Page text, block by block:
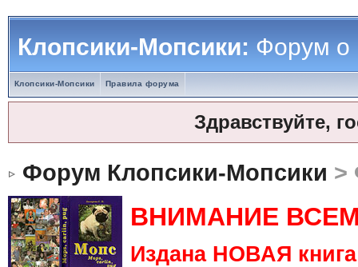
Клопсики-Мопсики:Форум о
Клопсики-Мопсики Правила форума
Здравствуйте,
Форум Клопсики-Мопсики >
ВНИМАНИЕ
Издана НОВАЯ